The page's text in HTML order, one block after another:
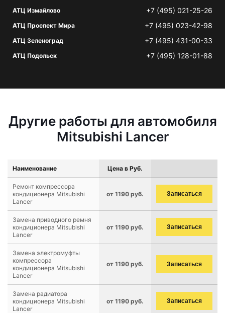
АТЦ Измайлово +7 (495) 021-25-26
АТЦ Проспект Мира +7 (495) 023-42-98
АТЦ Зеленоград +7 (495) 431-00-33
АТЦ Подольск +7 (495) 128-01-88
Другие работы для автомобиля
Mitsubishi Lancer
Наименование Цена в Руб.
Ремонт компрессора
кондиционера Mitsubishi
Lancer
от 1190 руб. Записаться
Замена приводного ремня
кондиционера Mitsubishi
Lancer
от 1190 руб. Записаться
Замена электромуфты
компрессора
кондиционера Mitsubishi
Lancer
от 1190 руб. Записаться
Замена радиатора
кондиционера Mitsubishi
Lancer
от 1190 руб. Записаться